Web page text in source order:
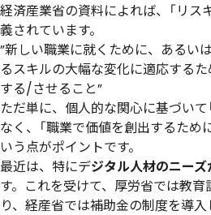
経済産業省の資料によれば、「リス
義されています。
”新しい職業に就くために、あるい
るスキルの大幅な変化に適応する
する/させること”
ただ単に、個人的な関心に基づいて
なく、「職業で価値を創出するため
いう点がポイントです。
最近は、特にデジタル人材のニー
す。これを受けて、厚労省では教
り、経産省では補助金の制度を導